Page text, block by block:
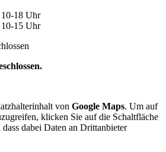
18 Uhr
15 Uhr
von Google Maps. Um auf
klicken Sie auf die Schaltfläche
dabei Daten an Drittanbieter